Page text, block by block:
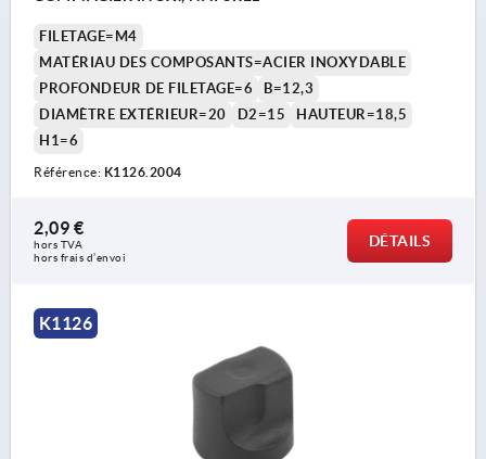
FILETAGE=M4
MATÉRIAU DES COMPOSANTS=ACIER INOXYDABLE
PROFONDEUR DE FILETAGE=6
B=12,3
DIAMÈTRE EXTÉRIEUR=20
D2=15
HAUTEUR=18,5
H1=6
Référence: K1126.2004
2,09 €
hors TVA
hors frais d’envoi
DÉTAILS
K1126